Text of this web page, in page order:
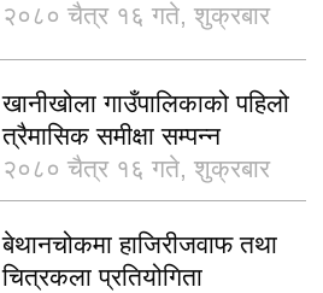
२०८० चैत्र १६ गते, शुक्रबार
खानीखोला गाउँपालिकाको पहिलो
त्रैमासिक समीक्षा सम्पन्न
२०८० चैत्र १६ गते, शुक्रबार
बेथानचोकमा हाजिरीजवाफ तथा
चित्रकला प्रतियोगिता